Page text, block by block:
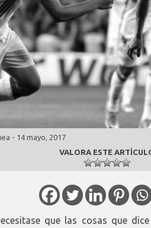
- 14 mayo, 2017
VALORA ESTE
que las cosas que